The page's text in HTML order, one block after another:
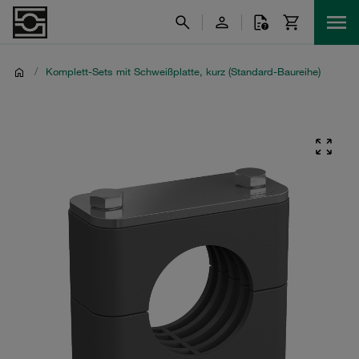
/ Komplett-Sets mit Schweißplatte, kurz (Standard-Baureihe)